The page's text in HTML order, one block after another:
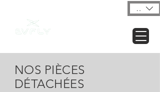
USD ($)
NOS PIÈCES
DÉTACHÉES